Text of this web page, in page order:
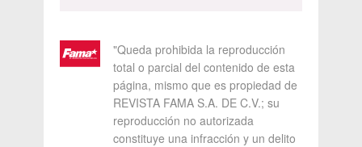
"Queda prohibida la reproducción
total o parcial del contenido de esta
página, mismo que es propiedad de
REVISTA FAMA S.A. DE C.V.; su
reproducción no autorizada
constituye una infracción y un delito